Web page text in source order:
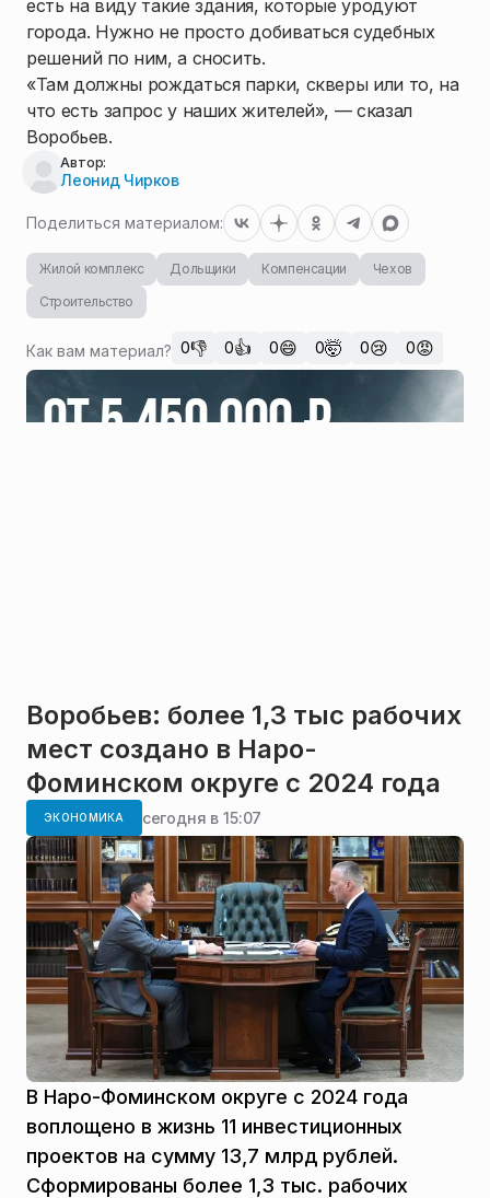
есть на виду такие здания, которые уродуют
города. Нужно не просто добиваться судебных
решений по ним, а сносить.
«Там должны рождаться парки, скверы или то, на
что есть запрос у наших жителей», — сказал
Воробьев.
Автор:
Леонид Чирков
Поделиться материалом:
Жилой комплекс Дольщики Компенсации
Чехов
Строительство
Как вам материал? 0👎 0👍 0😄 0🤯 0😢 0😡
Воробьев: более 1,3 тыс рабочих
мест создано в Наро-
Фоминском округе с 2024 года
ЭКОНОМИКА сегодня в 15:07
В Наро-Фоминском округе с 2024 года
воплощено в жизнь 11 инвестиционных
проектов на сумму 13,7 млрд рублей.
Сформированы более 1,3 тыс. рабочих